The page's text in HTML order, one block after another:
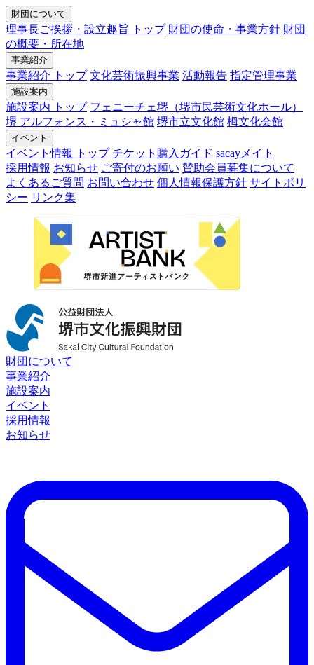
財団について
理事長ご挨拶・設立趣旨 トップ 財団の使命・事業方針 財団
の概要・所在地
事業紹介
事業紹介 トップ 文化芸術振興事業 活動報告 指定管理事業
施設案内
施設案内 トップ フェニーチェ堺（堺市民芸術文化ホール）
堺 アルフォンス・ミュシャ館 堺市立文化館 栂文化会館
イベント
イベント情報 トップ チケット購入ガイド sacayメイト
採用情報 お知らせ ご寄付のお願い 賛助会員募集について
よくあるご質問 お問い合わせ 個人情報保護方針 サイトポリ
シー リンク集
財団について
事業紹介
施設案内
イベント
採用情報
お知らせ